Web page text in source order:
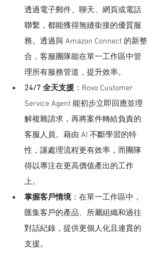
透過電子郵件、聊天、網頁或電話
聯繫，都能獲得無縫銜接的優質服
務。透過與 Amazon Connect 的新整
合，客服團隊能在單一工作區中管
理所有服務管道，提升效率。
24/7 全天支援 ：Rovo Customer
Service Agent 能初步立即回應並理
解複雜請求，再將案件轉給負責的
客服人員。藉由 AI 不斷學習的特
性，讓處理流程更有效率，而團隊
得以專注在更高價值產出的工作
上。
掌握客戶情境 ：在單一工作區中，
匯集客戶的產品、所屬組織和過往
對話紀錄，提供更個人化且連貫的
支援。